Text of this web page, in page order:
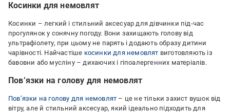
Косинки для немовлят
Косинки – легкий і стильний аксесуар для дівчинки під-час
прогулянок у сонячну погоду. Вони захищають голову від
ультрафіолету, при цьому не парять і додають образу дитини
чарівності. Найчастіше косинки для немовлят виготовляють із
бавовни або мусліну – дихаючих і гіпоалергенних матеріалів.
Пов’язки на голову для немовлят
Пов’язки на голову для немовлят – це не тільки захист вушок від
вітру, але й стильний аксесуар, який ідеально підходить для